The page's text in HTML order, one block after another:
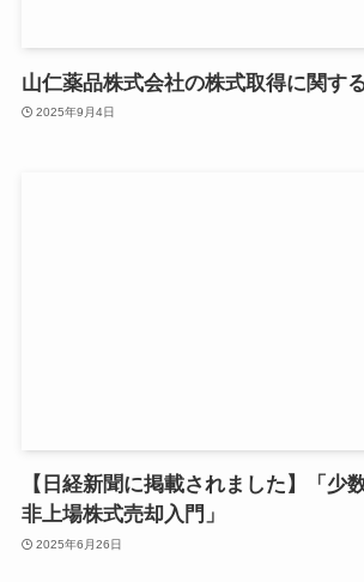
山仁薬品株式会社の株式取得に関す
2025年9月4日
【日経新聞に掲載されました】「少
非上場株式売却入門」
2025年6月26日